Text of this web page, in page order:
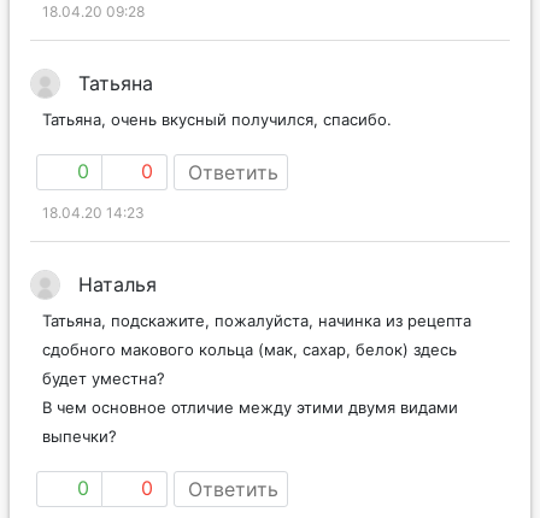
18.04.20 09:28
Татьяна
Татьяна, очень вкусный получился, спасибо.
0 0 Ответить
18.04.20 14:23
Наталья
Татьяна, подскажите, пожалуйста, начинка из рецепта
сдобного макового кольца (мак, сахар, белок) здесь
будет уместна?
В чем основное отличие между этими двумя видами
выпечки?
0 0 Ответить